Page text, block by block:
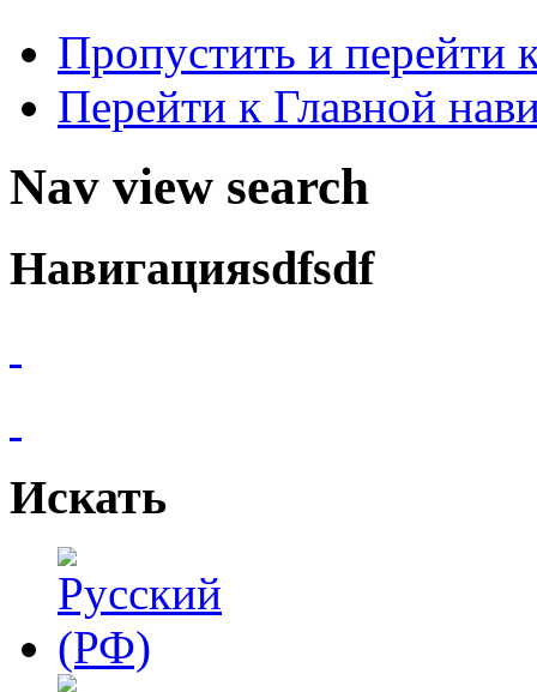
Пропустить и перейти
Перейти к Главной
Nav view search
Навигацияsdfsdf
Искать